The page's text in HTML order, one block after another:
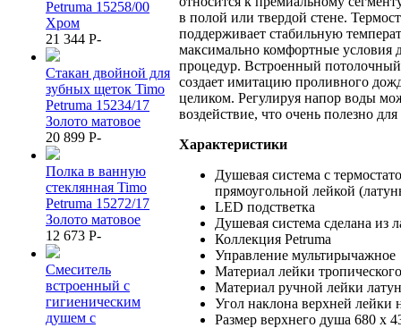
Petruma 15258/00
Хром
21 344 P-
Стакан двойной для
зубных щеток Timo
Petruma 15234/17
Золото матовое
20 899 P-
Полка в ванную
стеклянная Timo
Petruma 15272/17
Золото матовое
12 673 P-
Смеситель
встроенный с
гигиеническим
душем с
в полой или твердой стене.
поддерживает стабильную
максимально комфортные условия
процедур. Встроенный
создает имитацию проливного
целиком. Регулируя напор воды
воздействие, что очень полезно для
Характеристики
Душевая система с
прямоугольной лейкой
LED подстветка
Душевая система сделана из
Коллекция Petruma
Управление мультирычажное
Материал лейки
Материал ручной лейки
Угол наклона верхней лейки
Размер верхнего душа 680 x